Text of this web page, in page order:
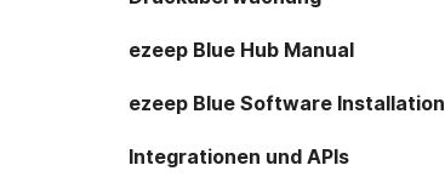
ezeep Blue Hub Manual
ezeep Blue Software Installation
Integrationen und APIs